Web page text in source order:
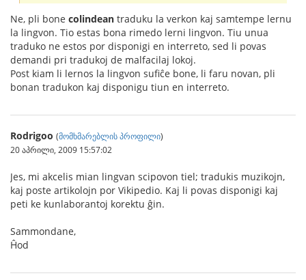
Ne, pli bone colindean traduku la verkon kaj samtempe lernu
la lingvon. Tio estas bona rimedo lerni lingvon. Tiu unua
traduko ne estos por disponigi en interreto, sed li povas
demandi pri tradukoj de malfacilaj lokoj.
Post kiam li lernos la lingvon sufiĉe bone, li faru novan, pli
bonan tradukon kaj disponigu tiun en interreto.
Rodrigoo (მომხმარებლის პროფილი)
20 აპრილი, 2009 15:57:02
Jes, mi akcelis mian lingvan scipovon tiel; tradukis muzikojn,
kaj poste artikolojn por Vikipedio. Kaj li povas disponigi kaj
peti ke kunlaborantoj korektu ĝin.
Sammondane,
Ĥod